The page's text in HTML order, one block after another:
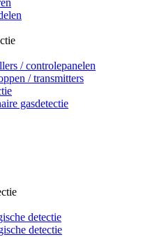
/ controlepanelen
/ transmitters
gasdetectie
detectie
detectie